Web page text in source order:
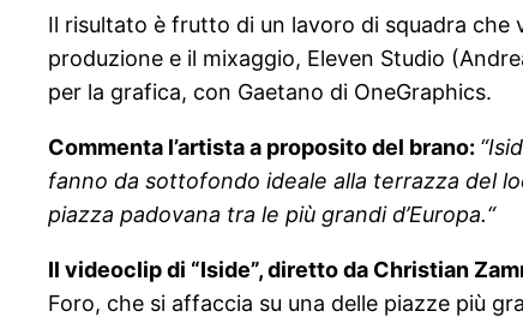
Il risultato è frutto di un lavoro di squadra che
produzione e il mixaggio, Eleven Studio
per la grafica, con Gaetano di OneGraphics.
Commenta l’artista a proposito del brano:
fanno da sottofondo ideale alla terrazza del
piazza padovana tra le più grandi d’Europa.“
Il videoclip di “Iside”, diretto da Christian
Foro, che si affaccia su una delle piazze più